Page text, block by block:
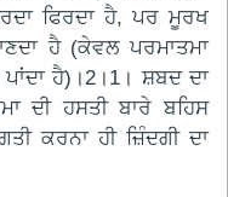
ਫਿਰਦਾ ਹੈ, ਪਰ ਮੂਰਖ
ਹੈ (ਕੇਵਲ ਪਰਮਾਤਮਾ
ਪਾਂਦਾ ਹੈ)।2।1। ਸ਼ਬਦ ਦਾ
ਦੀ ਹਸਤੀ ਬਾਰੇ ਬਹਿਸ
ਕਰਨਾ ਹੀ ਜ਼ਿੰਦਗੀ ਦਾ